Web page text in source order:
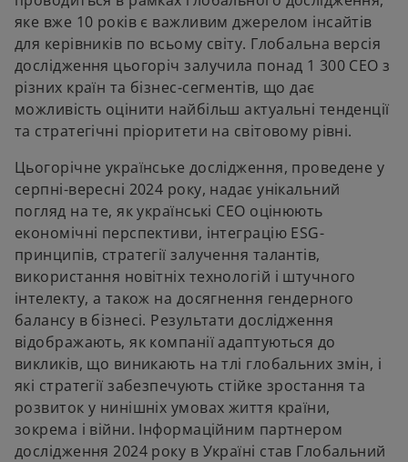
яке вже 10 років є важливим джерелом інсайтів
для керівників по всьому світу. Глобальна версія
дослідження цьогоріч залучила понад 1 300 CEO з
різних країн та бізнес-сегментів, що дає
можливість оцінити найбільш актуальні тенденції
та стратегічні пріоритети на світовому рівні.
Цьогорічне українське дослідження, проведене у
серпні-вересні 2024 року, надає унікальний
погляд на те, як українські CEO оцінюють
економічні перспективи, інтеграцію ESG-
принципів, стратегії залучення талантів,
використання новітніх технологій і штучного
інтелекту, а також на досягнення гендерного
балансу в бізнесі. Результати дослідження
відображають, як компанії адаптуються до
викликів, що виникають на тлі глобальних змін, і
які стратегії забезпечують стійке зростання та
розвиток у нинішніх умовах життя країни,
зокрема і війни. Інформаційним партнером
дослідження 2024 року в Україні став Глобальний